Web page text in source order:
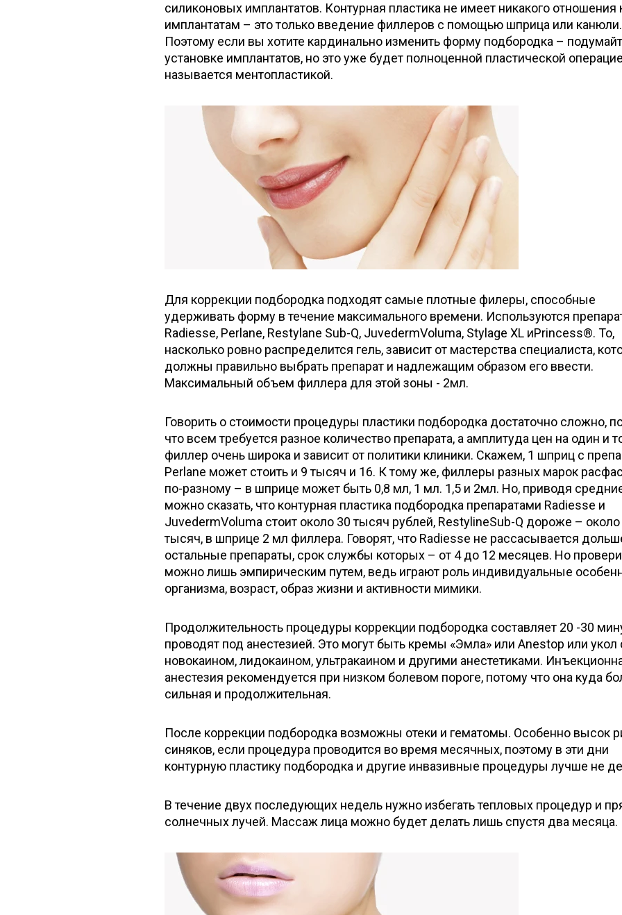
силиконовых имплантатов. Контурная пластика не имеет никакого отношения
имплантатам – это только введение филлеров с помощью шприца или канюли.
Поэтому если вы хотите кардинально изменить форму подбородка –
установке имплантатов, но это уже будет полноценной пластической
называется ментопластикой.
Для коррекции подбородка подходят самые плотные филеры, способные
удерживать форму в течение максимального времени. Используются
Radiesse, Perlane, Restylane Sub-Q, JuvedermVoluma, Stylage XL иPrincess®. То,
насколько ровно распределится гель, зависит от мастерства специалиста,
должны правильно выбрать препарат и надлежащим образом его ввести.
Максимальный объем филлера для этой зоны - 2мл.
Говорить о стоимости процедуры пластики подбородка достаточно сложно,
что всем требуется разное количество препарата, а амплитуда цен на один и
филлер очень широка и зависит от политики клиники. Скажем, 1 шприц с
Perlane может стоить и 9 тысяч и 16. К тому же, филлеры разных марок
по-разному – в шприце может быть 0,8 мл, 1 мл. 1,5 и 2мл. Но, приводя
можно сказать, что контурная пластика подбородка препаратами Radiesse и
JuvedermVoluma стоит около 30 тысяч рублей, RestylineSub-Q дороже – около
тысяч, в шприце 2 мл филлера. Говорят, что Radiesse не рассасывается
остальные препараты, срок службы которых – от 4 до 12 месяцев. Но
можно лишь эмпирическим путем, ведь играют роль индивидуальные
организма, возраст, образ жизни и активности мимики.
Продолжительность процедуры коррекции подбородка составляет 20 -30
проводят под анестезией. Это могут быть кремы «Эмла» или Anestop или укол
новокаином, лидокаином, ультракаином и другими анестетиками.
анестезия рекомендуется при низком болевом пороге, потому что она куда
сильная и продолжительная.
После коррекции подбородка возможны отеки и гематомы. Особенно высок
синяков, если процедура проводится во время месячных, поэтому в эти дни
контурную пластику подбородка и другие инвазивные процедуры лучше не
В течение двух последующих недель нужно избегать тепловых процедур и
солнечных лучей. Массаж лица можно будет делать лишь спустя два месяца.